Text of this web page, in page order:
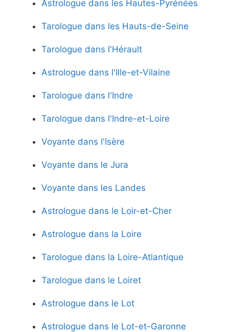
Astrologue dans les Hautes-Pyrénées
Tarologue dans les Hauts-de-Seine
Tarologue dans l'Hérault
Astrologue dans l'Ille-et-Vilaine
Tarologue dans l'Indre
Tarologue dans l'Indre-et-Loire
Voyante dans l'Isère
Voyante dans le Jura
Voyante dans les Landes
Astrologue dans le Loir-et-Cher
Astrologue dans la Loire
Tarologue dans la Loire-Atlantique
Tarologue dans le Loiret
Astrologue dans le Lot
Astrologue dans le Lot-et-Garonne